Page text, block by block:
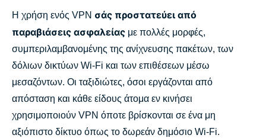
Η χρήση ενός VPN σάς προστατεύει από
παραβιάσεις ασφαλείας με πολλές μορφές,
συμπεριλαμβανομένης της ανίχνευσης πακέτων, των
δόλιων δικτύων Wi-Fi και των επιθέσεων μέσω
μεσαζόντων. Οι ταξιδιώτες, όσοι εργάζονται από
απόσταση και κάθε είδους άτομα εν κινήσει
χρησιμοποιούν VPN όποτε βρίσκονται σε ένα μη
αξιόπιστο δίκτυο όπως το δωρεάν δημόσιο Wi-Fi.